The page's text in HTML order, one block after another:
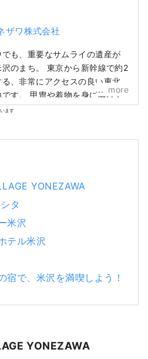
ザワ株式会社
も、重要なサムライの遺産が
のまち。 東京から新幹線で約2
、非常にアクセスの良い東北
を身に着けて
参加してみたり、寺社仏閣を
more
ます
YONEZAWA
タ
米沢
テル米沢
宿で、米沢を満喫しよう！
YONEZAWA